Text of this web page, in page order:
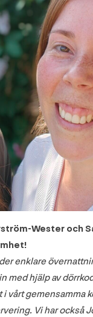
Wester och
enklare
hjälp av
vårt gemensamma
Vi har också